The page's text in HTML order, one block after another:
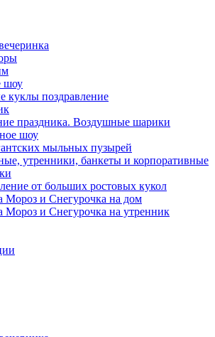
шоу
куклы поздравление
праздника. Воздушные шарики
шоу
мыльных пузырей
утренники, банкеты и корпоративные
от больших ростовых кукол
Мороз и Снегурочка на дом
Мороз и Снегурочка на утренник